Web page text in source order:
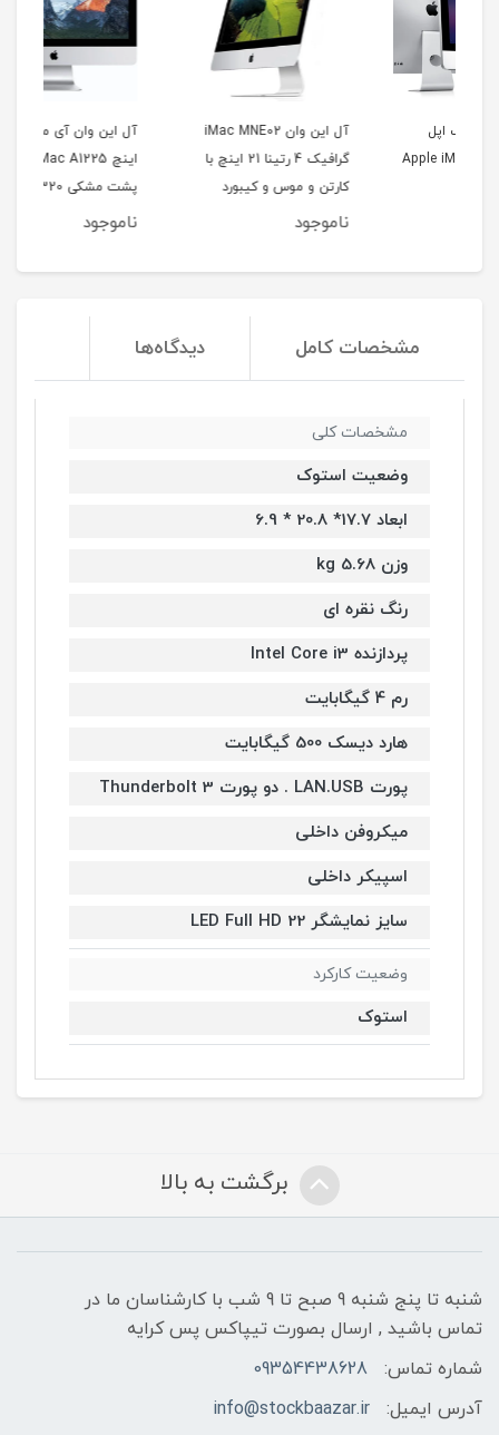
آل این وان iMac MNE02
گرافیک 4 رتینا 21 اینچ با
کارتن و موس و کیبورد
آل این وان آی مک اپل 24
اینچ Apple iMac A1225
پشت مشکی 320 4
مشخصات کامل دیدگاه‌ها
مشخصات کلی
وضعیت استوک
ابعاد 17.7* 20.8 * 6.9
وزن 5.68 kg
رنگ نقره ای
پردازنده Intel Core i3
رم 4 گیگابایت
هارد دیسک 500 گیگابایت
پورت LAN.USB . دو پورت Thunderbolt 3
میکروفن داخلی
اسپیکر داخلی
سایز نمایشگر LED Full HD 22
وضعیت کارکرد
استوک
برگشت به بالا
شنبه تا پنج شنبه 9 صبح تا 9 شب با کارشناسان ما در
تماس باشید , ارسال بصورت تیپاکس پس کرایه
شماره تماس:
09354438628
آدرس ایمیل:
info@stockbaazar.ir